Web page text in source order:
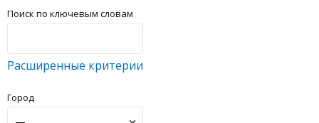
Поиск по ключевым словам
Расширенные критерии
Город